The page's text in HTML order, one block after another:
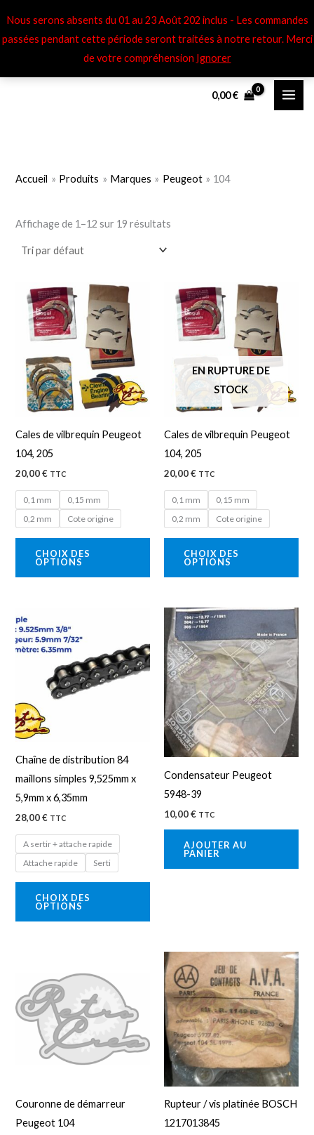
Nous serons absents du 01 au 23 Août 202 inclus - Les commandes
passées pendant cette période seront traitées à notre retour​. Merci
de votre compréhension Ignorer
au
contenu
0,00€
Accueil Produits Marques Peugeot 104
Affichage de 1–12 sur 19 résultats
Cales de vilbrequin Peugeot
104, 205
20,00€ TTC
0,1 mm
0,15 mm
0,2 mm
Cote origine
CHOIX DES
OPTIONS
produit
variations.
options
choisies
du
EN RUPTURE DE
STOCK
Cales de vilbrequin Peugeot
104, 205
20,00€ TTC
0,1 mm
0,15 mm
0,2 mm
Cote origine
CHOIX DES
OPTIONS
du
Chaîne de distribution 84
maillons simples 9,525mm x
5,9mm x 6,35mm
28,00€ TTC
A sertir + attache rapide
Attache rapide
Serti
CHOIX DES
OPTIONS
produit
a
plusieurs
variations.
Les
options
peuvent
produit
Condensateur Peugeot
5948-39
10,00€ TTC
AJOUTER AU
PANIER
Couronne de démarreur
Peugeot 104
Rupteur / vis platinée BOSCH
1217013845